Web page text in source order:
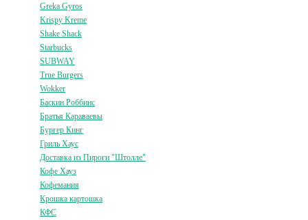
Greka Gyros
Krispy Kreme
Shake Shack
Starbucks
SUBWAY
True Burgers
Wokker
Баскин Роббинс
Братья Караваевы
Бургер Кинг
Гриль Хаус
Доставка из Пироги "Штолле"
Кофе Хауз
Кофемания
Крошка картошка
КФС